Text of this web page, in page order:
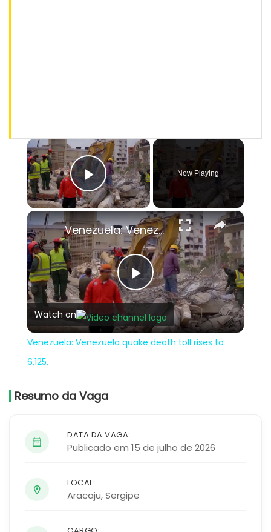
×
Play Video
Now Playing
×
Play
Video
Venezuela: Venezuela quake death toll rises to 6,125.
Watch on
Venezuela: Venezuela quake death toll rises to
6,125.
Resumo da Vaga
DATA DA VAGA:
Publicado em 15 de julho de 2026
LOCAL:
Aracaju,Sergipe